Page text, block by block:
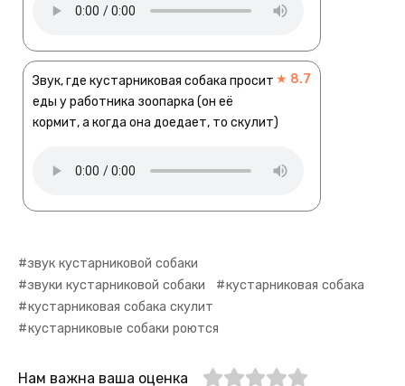
Звук, где кустарниковая собака просит
еды у работника зоопарка (он её
кормит, а когда она доедает, то скулит)
★ 8.7
звук кустарниковой собаки
звуки кустарниковой собаки
кустарниковая собака
кустарниковая собака скулит
кустарниковые собаки роются
Нам важна ваша оценка